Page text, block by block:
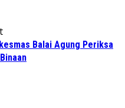
Balai Agung Periksa